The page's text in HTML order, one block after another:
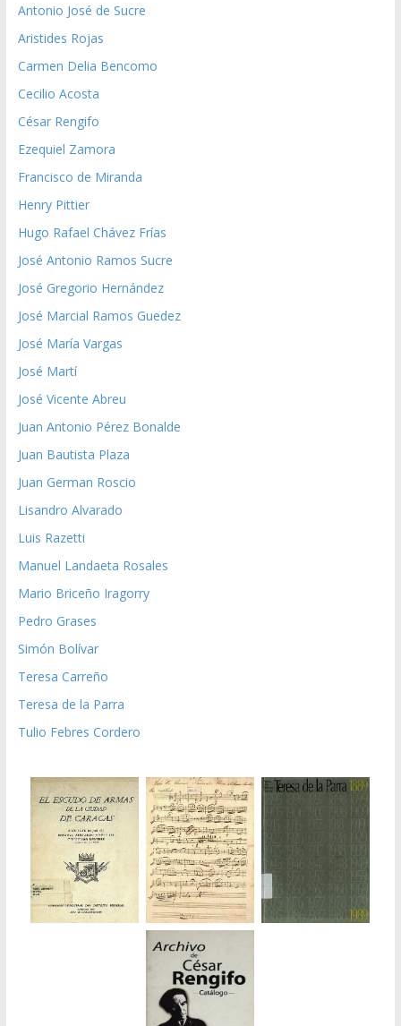
Antonio José de Sucre
Aristides Rojas
Carmen Delia Bencomo
Cecilio Acosta
César Rengifo
Ezequiel Zamora
Francisco de Miranda
Henry Pittier
Hugo Rafael Chávez Frías
José Antonio Ramos Sucre
José Gregorio Hernández
José Marcial Ramos Guedez
José María Vargas
José Martí
José Vicente Abreu
Juan Antonio Pérez Bonalde
Juan Bautista Plaza
Juan German Roscio
Lisandro Alvarado
Luis Razetti
Manuel Landaeta Rosales
Mario Briceño Iragorry
Pedro Grases
Simón Bolívar
Teresa Carreño
Teresa de la Parra
Tulio Febres Cordero